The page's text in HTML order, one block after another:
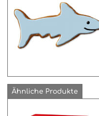
Ähnliche Produkte